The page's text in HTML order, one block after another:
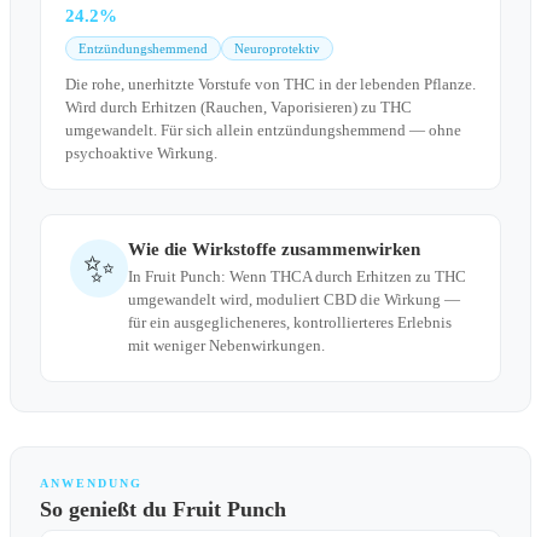
24.2%
Entzündungshemmend Neuroprotektiv
Die rohe, unerhitzte Vorstufe von THC in der lebenden Pflanze.
Wird durch Erhitzen (Rauchen, Vaporisieren) zu THC
umgewandelt. Für sich allein entzündungshemmend — ohne
psychoaktive Wirkung.
✨ Wie die Wirkstoffe zusammenwirken
In Fruit Punch: Wenn THCA durch Erhitzen zu THC
umgewandelt wird, moduliert CBD die Wirkung —
für ein ausgeglicheneres, kontrollierteres Erlebnis
mit weniger Nebenwirkungen.
ANWENDUNG
So genießt du Fruit Punch